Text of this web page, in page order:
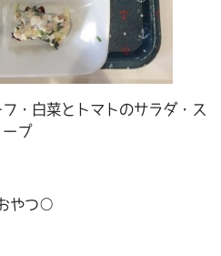
・白菜とトマトのサラダ・ス
ープ
やつ○